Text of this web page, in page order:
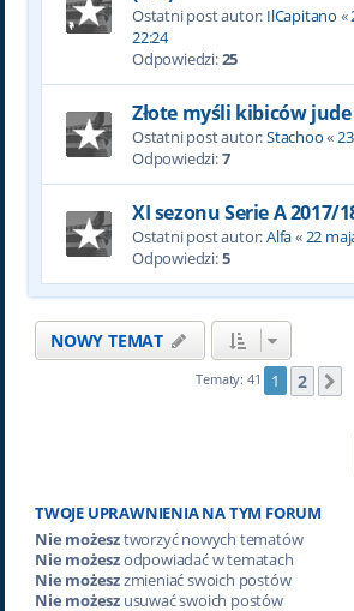
Ostatni post autor: IlCapitano «
22:24
Odpowiedzi:25
Złote myśli kibiców jude
Ostatni post autor:Stachoo«
Odpowiedzi:7
XI sezonu Serie A 2017/
Ostatni post autor:Alfa«22
Odpowiedzi:5
NOWY TEMAT
Tematy: 41 1 2
TWOJE UPRAWNIENIA NA TYM FORUM
Nie możesztworzyć nowych tematów
Nie możeszodpowiadać w tematach
Nie możeszzmieniać swoich postów
Nie możeszusuwać swoich postów